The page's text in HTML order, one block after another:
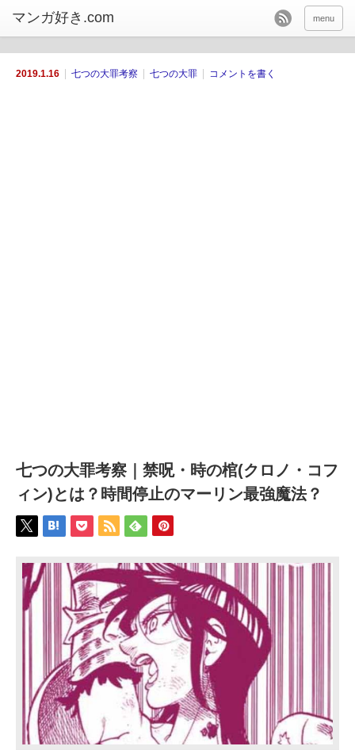
menu
2019.1.16 七つの大罪考察 七つの大罪 コメントを書く
七つの大罪考察｜禁呪・時の棺(クロノ・コフ
ィン)とは？時間停止のマーリン最強魔法？